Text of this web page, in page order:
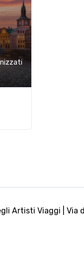
Artisti Viaggi | Via